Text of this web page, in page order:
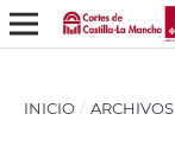
INICIO / ARCHIVOS